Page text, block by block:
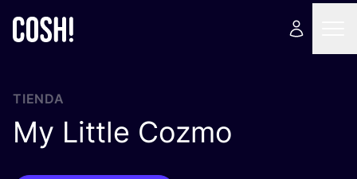
TIENDA
My Little Cozmo